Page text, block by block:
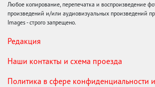
Любое копирование, перепечатка и воспроизведение
произведений и/или аудиовизуальных произведений
Images - строго запрещено.
Редакция
Наши контакты и схема проезда
Политика в сфере конфиденциальности